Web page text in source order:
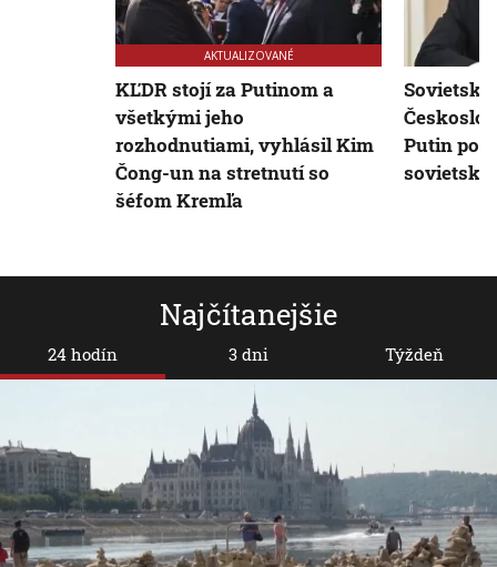
Najčítanejšie
24 hodín 3 dni Týždeň
AKTUALIZOVANÉ
KĽDR stojí za Putinom a
všetkými jeho
rozhodnutiami, vyhlásil Kim
Čong-un na stretnutí so
šéfom Kremľa
Putin